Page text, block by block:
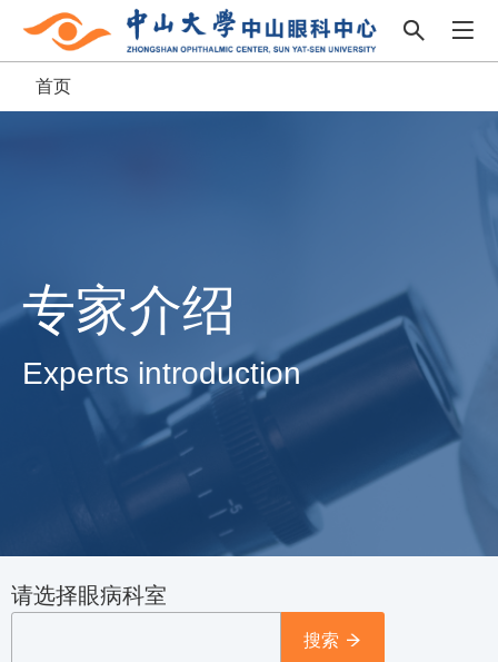
面首页
专家介绍
Experts introduction
请选择眼病科室
搜索